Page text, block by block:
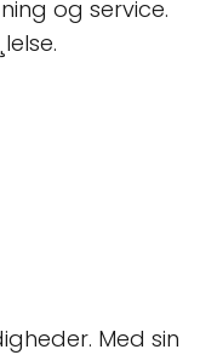
og service.
Med sin